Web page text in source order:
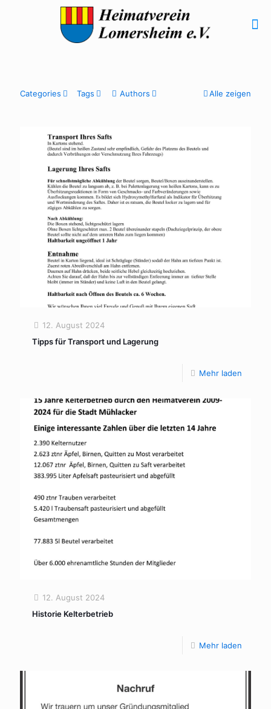
Categories Tags Authors Alle zeigen
12. August 2024
Tipps für Transport und Lagerung
Mehr laden
12. August 2024
Historie Kelterbetrieb
Mehr laden